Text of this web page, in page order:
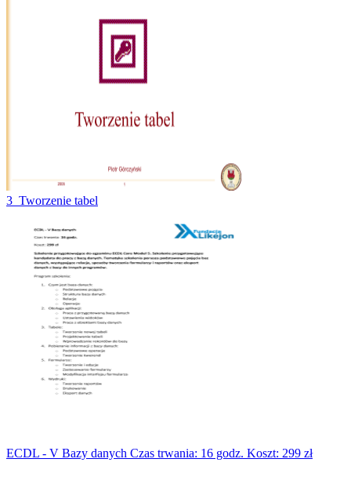
3_Tworzenie tabel
ECDL - V Bazy danych Czas trwania: 16 godz. Koszt: 299 zł